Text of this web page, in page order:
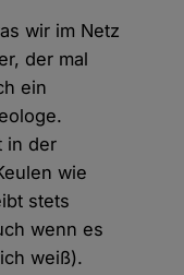
wir im Netz
der mal
ein
in der
wie
stets
wenn es
weiß).